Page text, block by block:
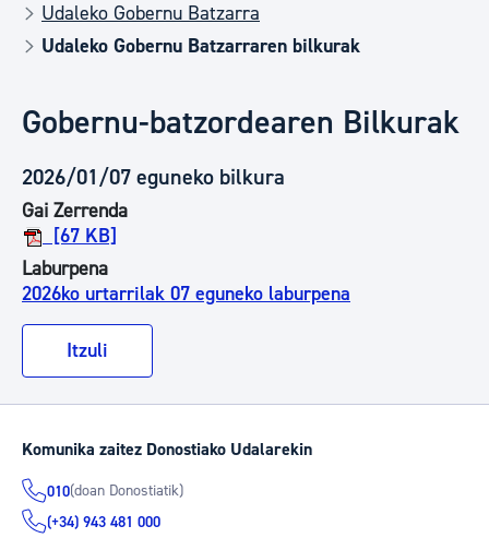
Udaleko Gobernu Batzarra
Udaleko Gobernu Batzarraren bilkurak
Gobernu-batzordearen Bilkurak
2026/01/07 eguneko bilkura
Gai Zerrenda
[67 KB]
Laburpena
2026ko urtarrilak 07 eguneko laburpena
Itzuli
Komunika zaitez Donostiako Udalarekin
010(doan Donostiatik)
(+34) 943 481 000